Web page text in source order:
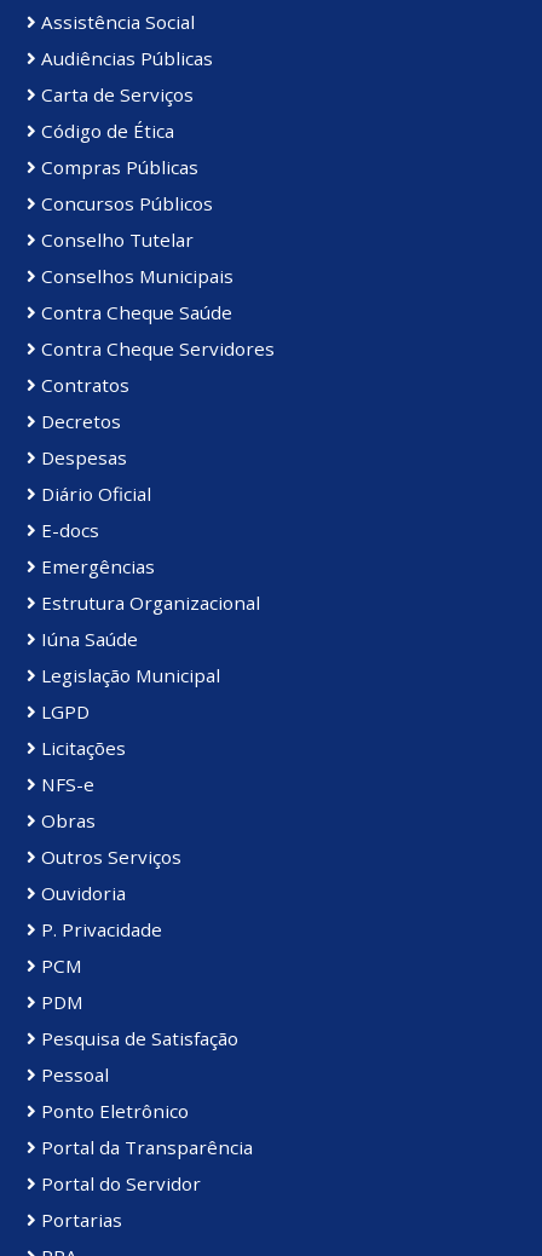
Assistência Social
Audiências Públicas
Carta de Serviços
Código de Ética
Compras Públicas
Concursos Públicos
Conselho Tutelar
Conselhos Municipais
Contra Cheque Saúde
Contra Cheque Servidores
Contratos
Decretos
Despesas
Diário Oficial
E-docs
Emergências
Estrutura Organizacional
Iúna Saúde
Legislação Municipal
LGPD
Licitações
NFS-e
Obras
Outros Serviços
Ouvidoria
P. Privacidade
PCM
PDM
Pesquisa de Satisfação
Pessoal
Ponto Eletrônico
Portal da Transparência
Portal do Servidor
Portarias